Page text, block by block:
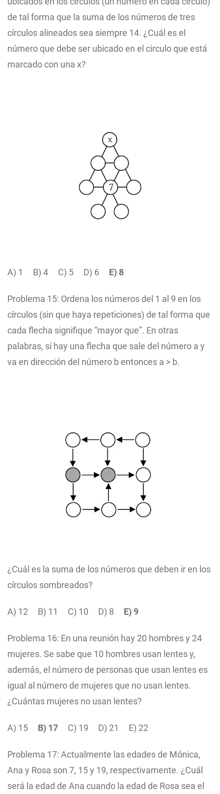
de tal forma que la suma de los números de tres
círculos alineados sea siempre 14. ¿Cuál es el
número que debe ser ubicado en el circulo que está
marcado con una x?
A) 1 B) 4 C) 5 D) 6 E) 8
Problema 15: Ordena los números del 1 al 9 en los
círculos (sin que haya repeticiones) de tal forma que
cada flecha signifique “mayor que”. En otras
palabras, si hay una flecha que sale del número a y
va en dirección del número b entonces a > b.
¿Cuál es la suma de los números que deben ir en los
círculos sombreados?
A) 12 B) 11 C) 10 D) 8 E) 9
Problema 16: En una reunión hay 20 hombres y 24
mujeres. Se sabe que 10 hombres usan lentes y,
además, el número de personas que usan lentes es
igual al número de mujeres que no usan lentes.
¿Cuántas mujeres no usan lentes?
A) 15 B) 17 C) 19 D) 21 E) 22
Problema 17: Actualmente las edades de Mónica,
Ana y Rosa son 7, 15 y 19, respectivamente. ¿Cuál
será la edad de Ana cuando la edad de Rosa sea el